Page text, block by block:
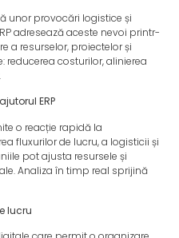
unor provocări logistice și
adresează aceste nevoi printr-
a resurselor, proiectelor și
reducerea costurilor, alinierea
ERP
o reacție rapidă la
fluxurilor de lucru, a logisticii și
pot ajusta resursele și
Analiza în timp real sprijină
lucru